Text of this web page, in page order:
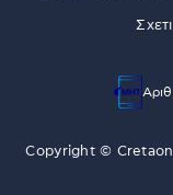
Copyright ©